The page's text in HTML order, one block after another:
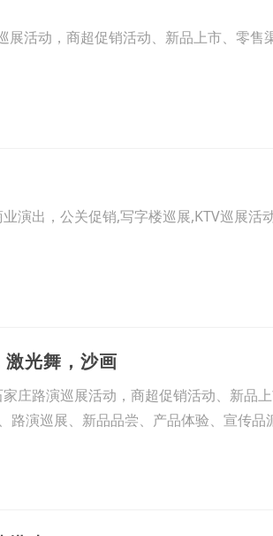
活动，商超促销活动、新品上市、零售
演出，公关促销,写字楼巡展,KTV巡展活
光舞，沙画
庄路演巡展活动，商超促销活动、新品
路演巡展、新品品尝、产品体验、宣传品